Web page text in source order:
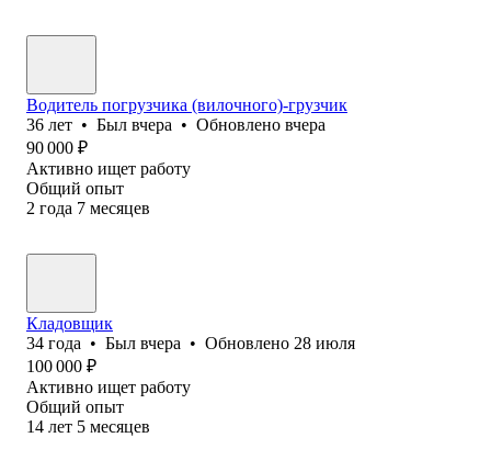
Водитель погрузчика (вилочного)-грузчик
36 лет • Был вчера • Обновлено вчера
90 000 ₽
Активно ищет работу
Общий опыт
2 года 7 месяцев
Кладовщик
34 года • Был вчера • Обновлено 28 июля
100 000 ₽
Активно ищет работу
Общий опыт
14 лет 5 месяцев